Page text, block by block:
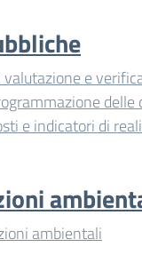
valutazione e
delle
e indicatori di
ambientali